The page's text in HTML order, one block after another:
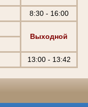
8:30 - 16:00
Выходной
13:00 - 13:42